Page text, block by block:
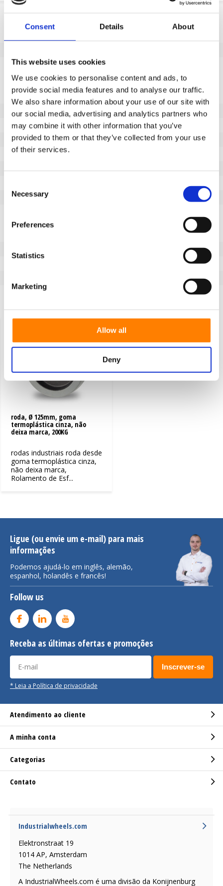
Consent Details About
This website uses cookies
We use cookies to personalise content and ads, to
provide social media features and to analyse our traffic.
We also share information about your use of our site with
our social media, advertising and analytics partners who
may combine it with other information that you’ve
provided to them or that they’ve collected from your use
of their services.
Selection
Necessary
Preferences
Statistics
Marketing
Allow all
Deny
Informação do produto
Especificações
Banda de rodagem não
marcante
Diâmetro da roda (mm)
125
Capacidade de carga (kg)
200
Tipo de rolamento
Rolamento de esferas
Comprimento do cubo (mm)
Furo do eixo - Ø (mm)
10
Dureza da banda de rodagem
elástica cinzenta (vulcanizada).
Não deixa marcas no chão.
Recentemente visto
roda, Ø 125mm, goma
termoplástica cinza, não
deixa marca, 200KG
rodas industriais roda desde
goma termoplástica cinza,
não deixa marca,
Rolamento de Esf...
Ligue (ou envie um e-mail) para mais
informações
Podemos ajudá-lo em inglês, alemão,
espanhol, holandês e francês!
Follow us
Receba as últimas ofertas e promoções
Inscrever-se
* Leia a Política de privacidade
Atendimento ao cliente
A minha conta
Categorias
Contato
Industrialwheels.com
Elektronstraat 19
1014 AP, Amsterdam
The Netherlands
A IndustrialWheels.com é uma divisão da Konijnenburg